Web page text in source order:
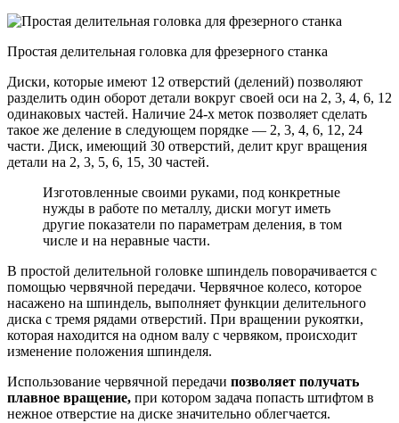
Простая делительная головка для фрезерного станка
Диски, которые имеют 12 отверстий (делений) позволяют
разделить один оборот детали вокруг своей оси на 2, 3, 4, 6, 12
одинаковых частей. Наличие 24-х меток позволяет сделать
такое же деление в следующем порядке — 2, 3, 4, 6, 12, 24
части. Диск, имеющий 30 отверстий, делит круг вращения
детали на 2, 3, 5, 6, 15, 30 частей.
Изготовленные своими руками, под конкретные
нужды в работе по металлу, диски могут иметь
другие показатели по параметрам деления, в том
числе и на неравные части.
В простой делительной головке шпиндель поворачивается с
помощью червячной передачи. Червячное колесо, которое
насажено на шпиндель, выполняет функции делительного
диска с тремя рядами отверстий. При вращении рукоятки,
которая находится на одном валу с червяком, происходит
изменение положения шпинделя.
Использование червячной передачи позволяет получать
плавное вращение, при котором задача попасть штифтом в
нежное отверстие на диске значительно облегчается.